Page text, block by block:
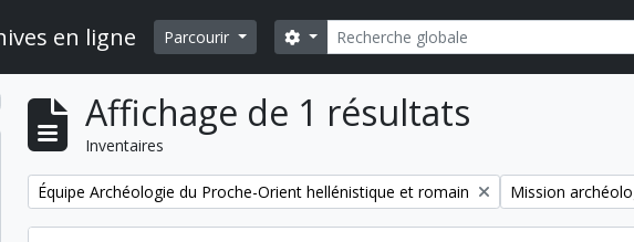
en ligne Parcourir Rechercher
Search options
Affichage de 1 résultats
Inventaires
Remove filter:
Équipe Archéologie du Proche-Orient hellénistique et romain Remove filter:
Mission